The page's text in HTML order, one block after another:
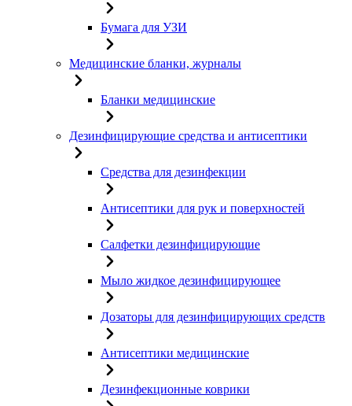
Бумага для УЗИ
Медицинские бланки, журналы
Бланки медицинские
Дезинфицирующие средства и антисептики
Средства для дезинфекции
Антисептики для рук и поверхностей
Салфетки дезинфицирующие
Мыло жидкое дезинфицирующее
Дозаторы для дезинфицирующих средств
Антисептики медицинские
Дезинфекционные коврики